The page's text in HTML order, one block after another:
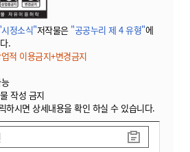
정소식"저작물은 "공공누리 제 4 유형"에
.
적 이용금지+변경금지
작성 금지
하시면 상세내용을 확인 하실 수 있습니다.